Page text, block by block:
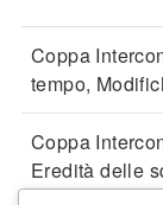
Coppa
tempo,
Coppa
Eredità delle